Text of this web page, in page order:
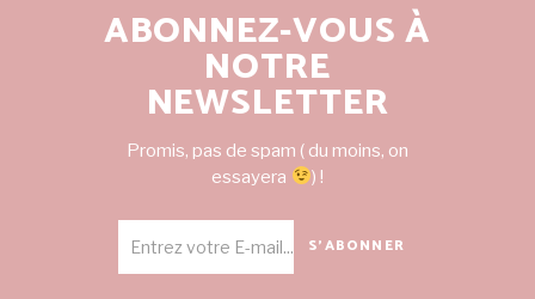
ABONNEZ-VOUS À
NOTRE
NEWSLETTER
Promis, pas de spam ( du moins, on
essayera
) !
S'ABONNER